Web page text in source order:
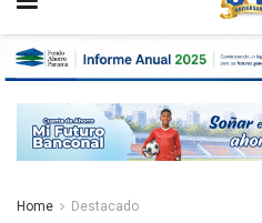
Home Destacado